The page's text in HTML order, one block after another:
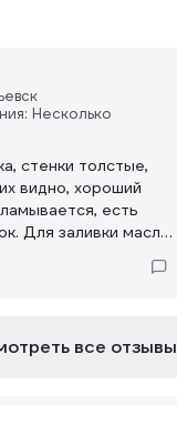
Несколько
стенки толстые,
видно, хороший
есть
Для заливки масла
все отзывы